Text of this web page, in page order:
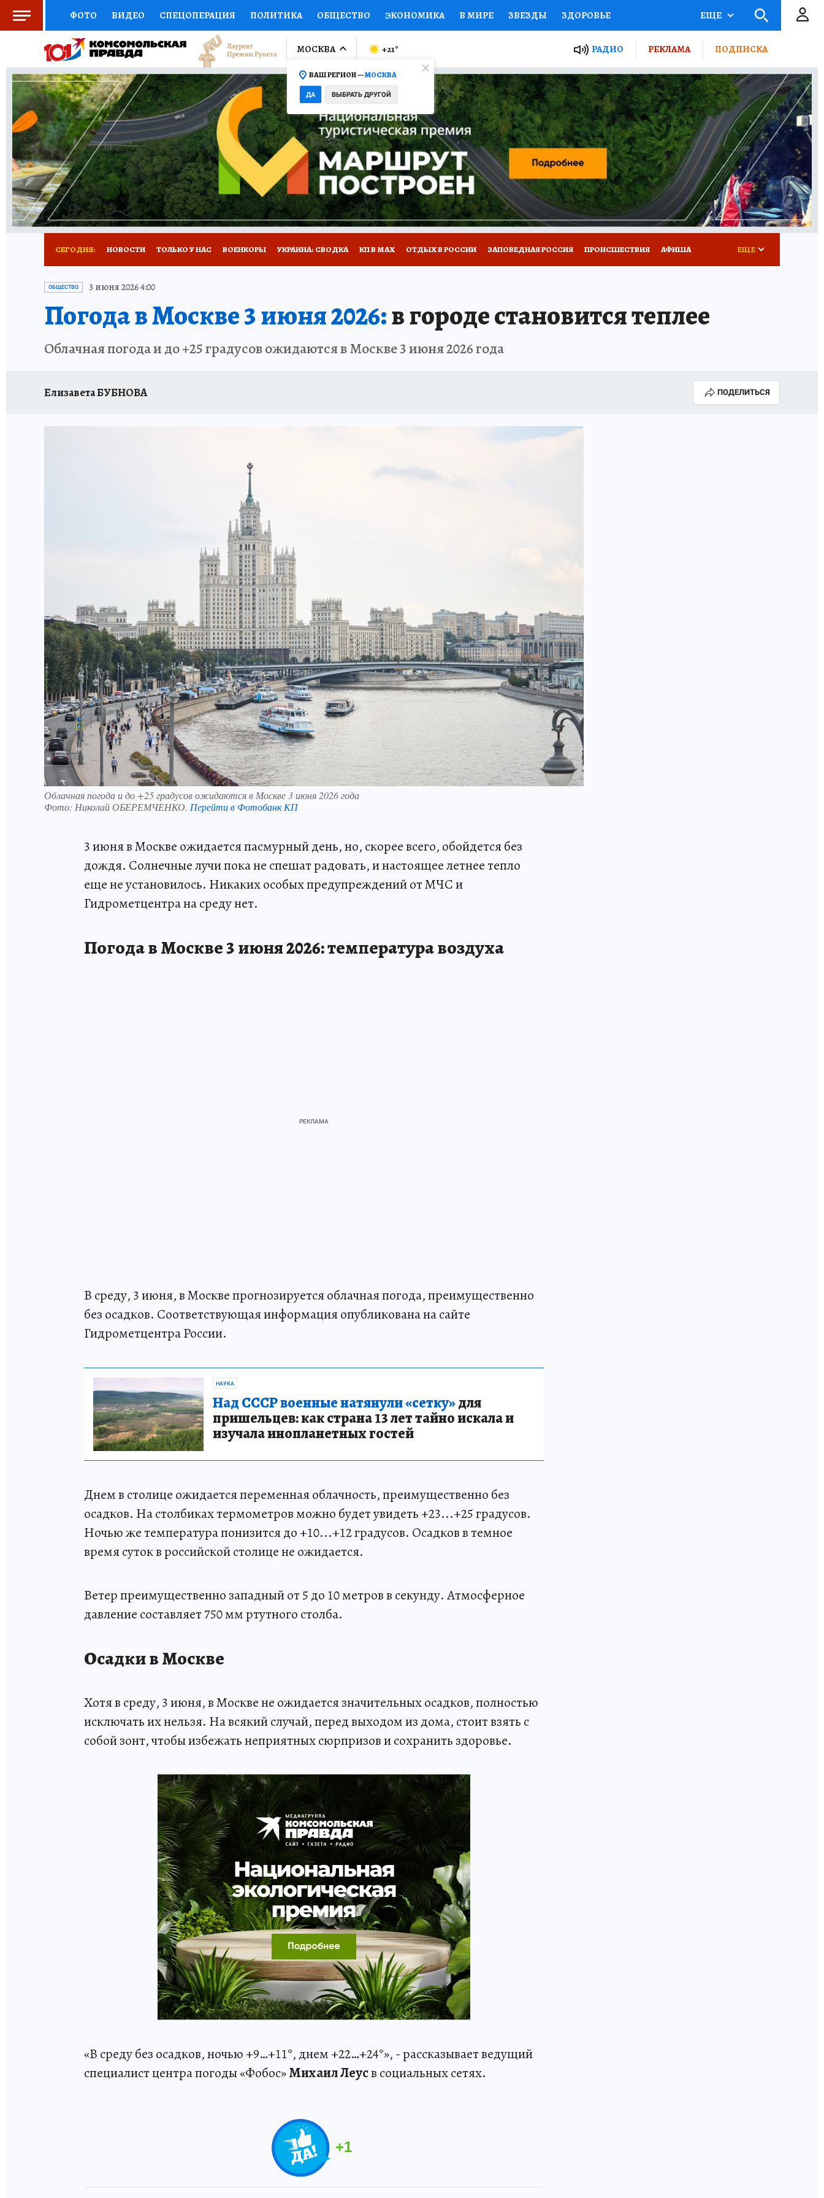
ФОТО ВИДЕО СПЕЦОПЕРАЦИЯ ПОЛИТИКА ОБЩЕСТВО ЭКОНОМИКА В МИРЕ ЗВЕЗДЫ ЗДОРОВЬЕ
СОЦПОДДЕРЖКА НАУКА СПОРТ КОЛУМНИСТЫ ПРОИСШЕСТВИЯ НАЦИОНАЛЬНЫЕ ПРОЕКТЫ РОССИИ АФИША
ВЫБОР ЭКСПЕРТОВ ДОКТОР ФИНАНСЫ ОТКРЫВАЕМ МИР Я ЗНАЮ СЕМЬЯ ЖЕНСКИЕ СЕКРЕТЫ ПУТЕВОДИТЕЛЬ
КНИЖНАЯ ПОЛКА ПРОГНОЗЫ НА СПОРТ ПРОМОКОДЫ СЕРИАЛЫ СПЕЦПРОЕКТЫ ДЕФИЦИТ ЖЕЛЕЗА ТУРИЗМ
ПРЕСС-ЦЕНТР НЕДВИЖИМОСТЬ ТЕЛЕВИЗОР КОЛЛЕКЦИИ КОНКУРСЫ РАБОТА У НАС ГИД ПОТРЕБИТЕЛЯ ВСЕ О КП
РАДИО КП РЕКЛАМА ТЕСТЫ НОВОЕ НА САЙТЕ
ЕЩЕ
МОСКВА
ВАШ РЕГИОН —МОСКВА
ДА ВЫБРАТЬ ДРУГОЙ
+21° РАДИО РЕКЛАМА ПОДПИСКА
СЕГОДНЯ: НОВОСТИ ТОЛЬКО У НАС ВОЕНКОРЫ УКРАИНА: СВОДКА КП В МАХ ОТДЫХ В РОССИИ ЗАПОВЕДНАЯ РОССИЯ ПРОИСШЕСТВИЯ АФИША
ИСПЫТАНО НА СЕБЕ
ЕЩЕ
ОБЩЕСТВО 3 июня 2026 4:00
Погода в Москве 3 июня 2026:в городе становится теплее
Облачная погода и до +25 градусов ожидаются в Москве 3 июня 2026 года
Елизавета БУБНОВА ПОДЕЛИТЬСЯ
Облачная погода и до +25 градусов ожидаются в Москве 3 июня 2026 года
Фото: Николай ОБЕРЕМЧЕНКО. Перейти в Фотобанк КП
3 июня в Москве ожидается пасмурный день, но, скорее всего, обойдется без
дождя. Солнечные лучи пока не спешат радовать, и настоящее летнее тепло
еще не установилось. Никаких особых предупреждений от МЧС и
Гидрометцентра на среду нет.
Погода в Москве 3 июня 2026: температура воздуха
В среду, 3 июня, в Москве прогнозируется облачная погода, преимущественно
без осадков. Соответствующая информация опубликована на сайте
Гидрометцентра России.
НАУКА
Над СССР военные натянули «сетку»для
пришельцев: как страна 13 лет тайно искала и
изучала инопланетных гостей
Днем в столице ожидается переменная облачность, преимущественно без
осадков. На столбиках термометров можно будет увидеть +23...+25 градусов.
Ночью же температура понизится до +10...+12 градусов. Осадков в темное
время суток в российской столице не ожидается.
Ветер преимущественно западный от 5 до 10 метров в секунду. Атмосферное
давление составляет 750 мм ртутного столба.
Осадки в Москве
Хотя в среду, 3 июня, в Москве не ожидается значительных осадков, полностью
исключать их нельзя. На всякий случай, перед выходом из дома, стоит взять с
собой зонт, чтобы избежать неприятных сюрпризов и сохранить здоровье.
«В среду без осадков, ночью +9…+11°, днем +22…+24°», - рассказывает ведущий
специалист центра погоды «Фобос»Михаил Леусв социальных сетях.
+1